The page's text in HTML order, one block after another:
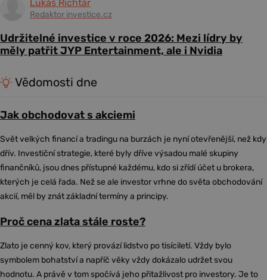
Lukáš Richtár
Redaktor investice.cz
Udržitelné investice v roce 2026: Mezi lídry by
měly patřit JYP Entertainment, ale i Nvidia
Vědomosti dne
Jak obchodovat s akciemi
Svět velkých financí a tradingu na burzách je nyní otevřenější, než kdy
dřív. Investiční strategie, které byly dříve výsadou malé skupiny
finančníků, jsou dnes přístupné každému, kdo si zřídí účet u brokera,
kterých je celá řada. Než se ale investor vrhne do světa obchodování
akcií, měl by znát základní termíny a principy.
Proč cena zlata stále roste?
Zlato je cenný kov, který provází lidstvo po tisíciletí. Vždy bylo
symbolem bohatství a napříč věky vždy dokázalo udržet svou
hodnotu. A právě v tom spočívá jeho přitažlivost pro investory. Je to